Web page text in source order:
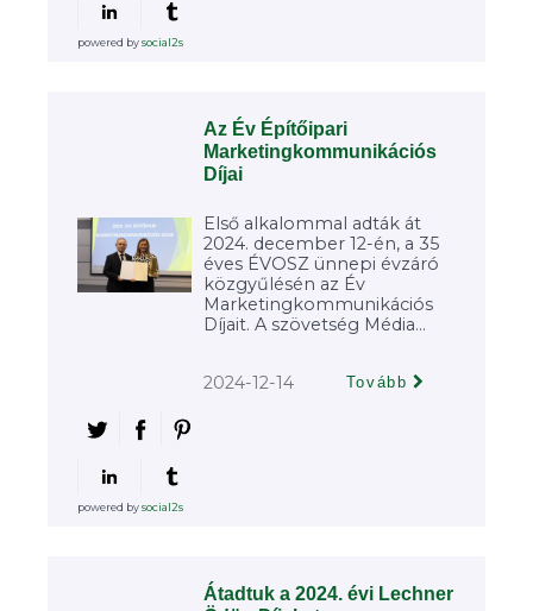
powered bysocial2s
Az Év Építőipari
Marketingkommunikációs
Díjai
Első alkalommal adták át
2024. december 12-én, a 35
éves ÉVOSZ ünnepi évzáró
közgyűlésén az Év
Marketingkommunikációs
Díjait. A szövetség Média...
2024-12-14 Tovább
powered bysocial2s
Átadtuk a 2024. évi Lechner